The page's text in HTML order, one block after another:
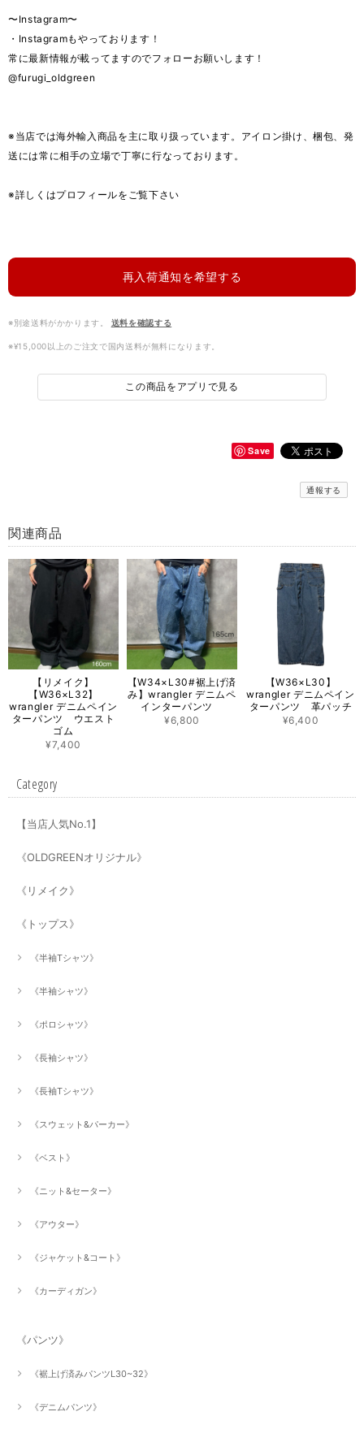
〜Instagram〜
・Instagramもやっております！
常に最新情報が載ってますのでフォローお願いします！
@furugi_oldgreen
※当店では海外輸入商品を主に取り扱っています。アイロン掛け、梱包、発
送には常に相手の立場で丁寧に行なっております。
※詳しくはプロフィールをご覧下さい
再入荷通知を希望する
※別途送料がかかります。 送料を確認する
※¥15,000以上のご注文で国内送料が無料になります。
この商品をアプリで見る
Save
通報する
関連商品
【リメイク】
【W36×L32】
wrangler デニムペイン
ターパンツ ウエスト
ゴム
¥7,400
【W34×L30#裾上げ済
み】wrangler デニムペ
インターパンツ
¥6,800
【W36×L30】
wrangler デニムペイン
ターパンツ 革パッチ
¥6,400
Category
【当店人気No.1】
《OLDGREENオリジナル》
《リメイク》
《トップス》
《半袖Tシャツ》
《半袖シャツ》
《ポロシャツ》
《長袖シャツ》
《長袖Tシャツ》
《スウェット&パーカー》
《ベスト》
《ニット&セーター》
《アウター》
《ジャケット&コート》
《カーディガン》
《パンツ》
《裾上げ済みパンツL30~32》
《デニムパンツ》